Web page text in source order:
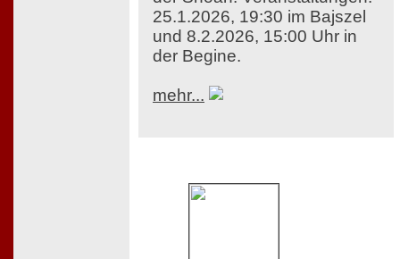
25.1.2026, 19:30 im Bajszel
und 8.2.2026, 15:00 Uhr in
der Begine.
mehr...